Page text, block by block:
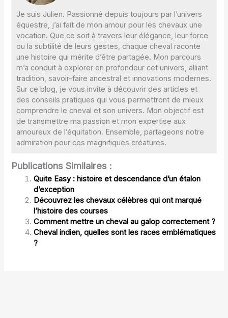
Je suis Julien. Passionné depuis toujours par l’univers
équestre, j’ai fait de mon amour pour les chevaux une
vocation. Que ce soit à travers leur élégance, leur force
ou la subtilité de leurs gestes, chaque cheval raconte
une histoire qui mérite d’être partagée. Mon parcours
m’a conduit à explorer en profondeur cet univers, alliant
tradition, savoir-faire ancestral et innovations modernes.
Sur ce blog, je vous invite à découvrir des articles et
des conseils pratiques qui vous permettront de mieux
comprendre le cheval et son univers. Mon objectif est
de transmettre ma passion et mon expertise aux
amoureux de l’équitation. Ensemble, partageons notre
admiration pour ces magnifiques créatures.
Publications Similaires :
Quite Easy : histoire et descendance d’un étalon
d’exception
Découvrez les chevaux célèbres qui ont marqué
l’histoire des courses
Comment mettre un cheval au galop correctement ?
Cheval indien, quelles sont les races emblématiques
?